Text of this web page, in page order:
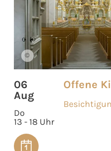
©
06
Aug
Do
13 - 18 Uhr
Offene